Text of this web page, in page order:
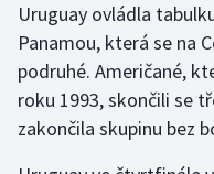
Ragby
Rychlobruslení
Rychlostní kanoistika
Uruguay ovládla
Panamou, která se na
podruhé. Američané,
roku 1993, skončili se
zakončila skupinu bez